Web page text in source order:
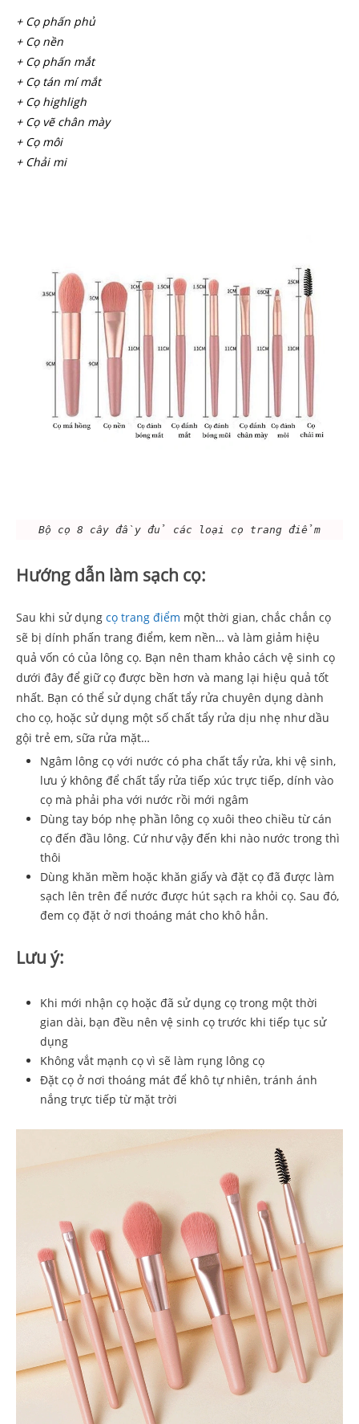
+ Cọ phấn phủ
+ Cọ nền
+ Cọ phấn mắt
+ Cọ tán mí mắt
+ Cọ highligh
+ Cọ vẽ chân mày
+ Cọ môi
+ Chải mi
Bộ cọ 8 cây đầy đủ các loại cọ trang điểm
Hướng dẫn làm sạch cọ:
Sau khi sử dụng cọ trang điểm một thời gian, chắc chắn cọ
sẽ bị dính phấn trang điểm, kem nền… và làm giảm hiệu
quả vốn có của lông cọ. Bạn nên tham khảo cách vệ sinh cọ
dưới đây để giữ cọ được bền hơn và mang lại hiệu quả tốt
nhất. Bạn có thể sử dụng chất tẩy rửa chuyên dụng dành
cho cọ, hoặc sử dụng một số chất tẩy rửa dịu nhẹ như dầu
gội trẻ em, sữa rửa mặt…
Ngâm lông cọ với nước có pha chất tẩy rửa, khi vệ sinh,
lưu ý không để chất tẩy rửa tiếp xúc trực tiếp, dính vào
cọ mà phải pha với nước rồi mới ngâm
Dùng tay bóp nhẹ phần lông cọ xuôi theo chiều từ cán
cọ đến đầu lông. Cứ như vậy đến khi nào nước trong thì
thôi
Dùng khăn mềm hoặc khăn giấy và đặt cọ đã được làm
sạch lên trên để nước được hút sạch ra khỏi cọ. Sau đó,
đem cọ đặt ở nơi thoáng mát cho khô hẳn.
Lưu ý:
Khi mới nhận cọ hoặc đã sử dụng cọ trong một thời
gian dài, bạn đều nên vệ sinh cọ trước khi tiếp tục sử
dụng
Không vắt mạnh cọ vì sẽ làm rụng lông cọ
Đặt cọ ở nơi thoáng mát để khô tự nhiên, tránh ánh
nắng trực tiếp từ mặt trời